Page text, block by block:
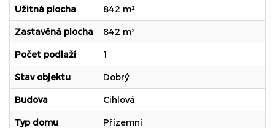
Užitná plocha 842 m²
Zastavěná plocha 842 m²
Počet podlaží 1
Stav objektu Dobrý
Budova Cihlová
Typ domu Přízemní